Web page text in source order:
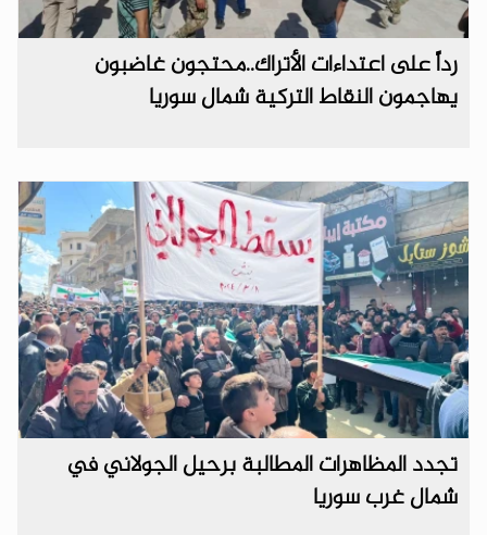
رداً على اعتداءات الأتراك..محتجون غاضبون
يهاجمون النقاط التركية شمال سوريا
تجدد المظاهرات المطالبة برحيل الجولاني في
شمال غرب سوريا